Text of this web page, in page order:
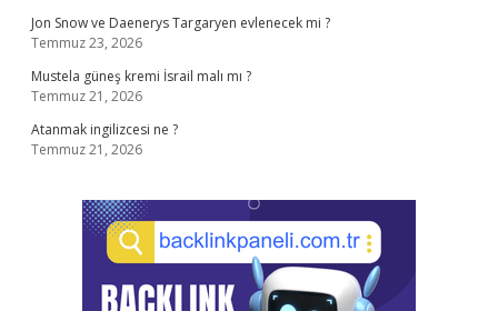
Jon Snow ve Daenerys Targaryen evlenecek mi ?
Temmuz 23, 2026
Mustela güneş kremi İsrail malı mı ?
Temmuz 21, 2026
Atanmak ingilizcesi ne ?
Temmuz 21, 2026